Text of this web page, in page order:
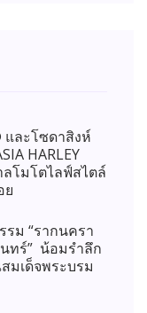
และโซดาสิงห์
HARLEY
ลโมโตไลฟ์สไตล์
ย
ม “รากนครา
ทร์” น้อมรำลึก
เด็จพระบรม